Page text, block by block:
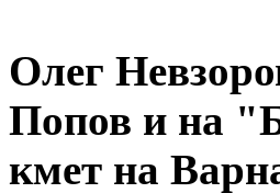
Олег
Попов и на
кмет на